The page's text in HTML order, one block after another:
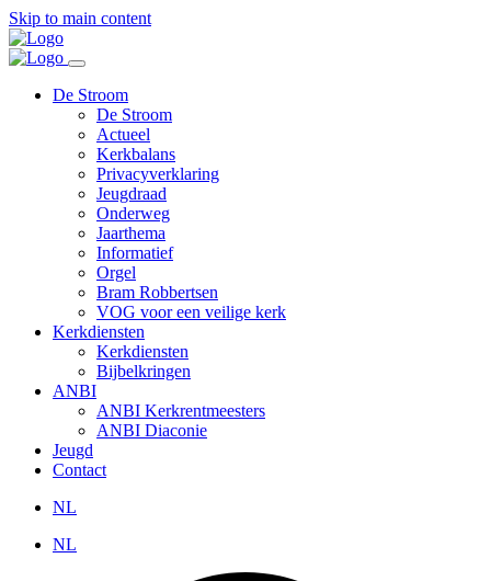
Skip to main content
De Stroom
De Stroom
Actueel
Kerkbalans
Privacyverklaring
Jeugdraad
Onderweg
Jaarthema
Informatief
Orgel
Bram Robbertsen
VOG voor een veilige kerk
Kerkdiensten
Kerkdiensten
Bijbelkringen
ANBI
ANBI Kerkrentmeesters
ANBI Diaconie
Jeugd
Contact
NL
NL